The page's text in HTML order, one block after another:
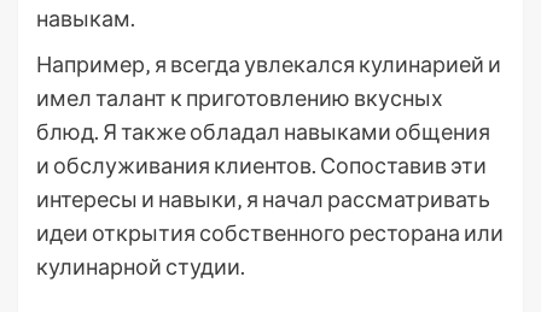
навыкам.
Например‚ я всегда увлекался кулинарией и
имел талант к приготовлению вкусных
блюд. Я также обладал навыками общения
и обслуживания клиентов. Сопоставив эти
интересы и навыки‚ я начал рассматривать
идеи открытия собственного ресторана или
кулинарной студии.